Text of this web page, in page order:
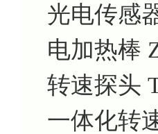
光电传感
电加热棒
转速探头
一体化转